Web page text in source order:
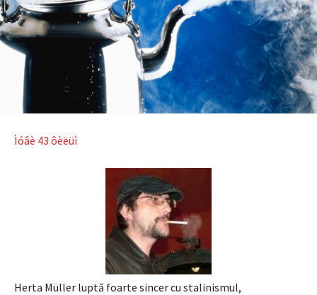
Ìóâè 43 ôèëüì
Herta Müller luptă foarte sincer cu stalinismul,